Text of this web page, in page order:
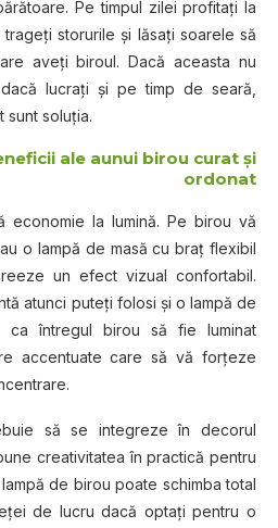
Pe timpul zilei profitaţi la
trageţi storurile şi lăsaţi soarele să
aveţi biroul. Dacă aceasta nu
lucraţi şi pe timp de seară,
sunt soluţia.
ale aunui birou curat şi
ordonat
economie la lumină. Pe birou vă
o lampă de masă cu braţ flexibil
un efect vizual confortabil.
atunci puteţi folosi şi o lampă de
ca întregul birou să fie luminat
accentuate care să vă forţeze
să se integreze în decorul
creativitatea în practică pentru
de birou poate schimba total
de lucru dacă optaţi pentru o